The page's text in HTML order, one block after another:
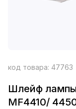
код товара: 47763
Шлейф лампы
MF4410/